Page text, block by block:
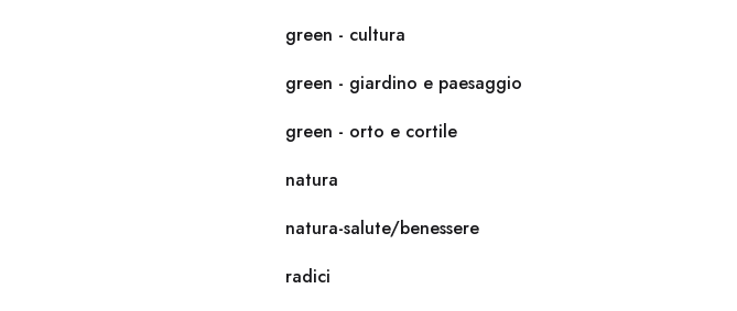
green - cultura
green - giardino e paesaggio
green - orto e cortile
natura
natura-salute/benessere
radici